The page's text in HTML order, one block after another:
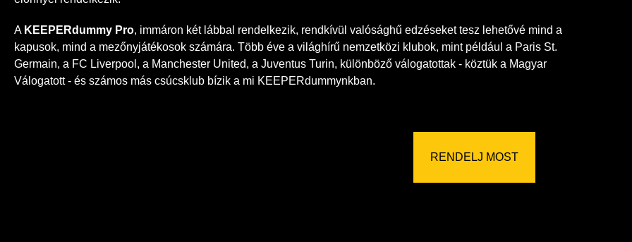
A KEEPERdummy Pro, immáron két lábbal rendelkezik, rendkívül valósághű edzéseket tesz lehetővé mind a
kapusok, mind a mezőnyjátékosok számára. Több éve a világhírű nemzetközi klubok, mint például a Paris St.
Germain, a FC Liverpool, a Manchester United, a Juventus Turin, különböző válogatottak - köztük a Magyar
Válogatott - és számos más csúcsklub bízik a mi KEEPERdummynkban.
RENDELJ MOST